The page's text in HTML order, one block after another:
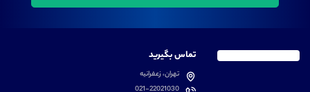
تماس بگیرید
تهران، زعفرانیه